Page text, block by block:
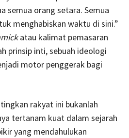
semua orang setara. Semua
menghabiskan waktu di sini.”
atau kalimat pemasaran
prinsip inti, sebuah ideologi
motor penggerak bagi
rakyat ini bukanlah
tertanam kuat dalam sejarah
yang mendahulukan